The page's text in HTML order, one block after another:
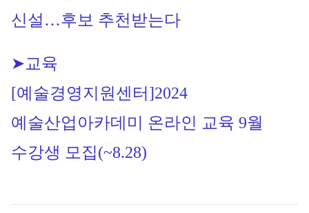
신설…후보 추천받는다
➤교육
[예술경영지원센터]2024
예술산업아카데미 온라인 교육 9월
수강생 모집(~8.28)